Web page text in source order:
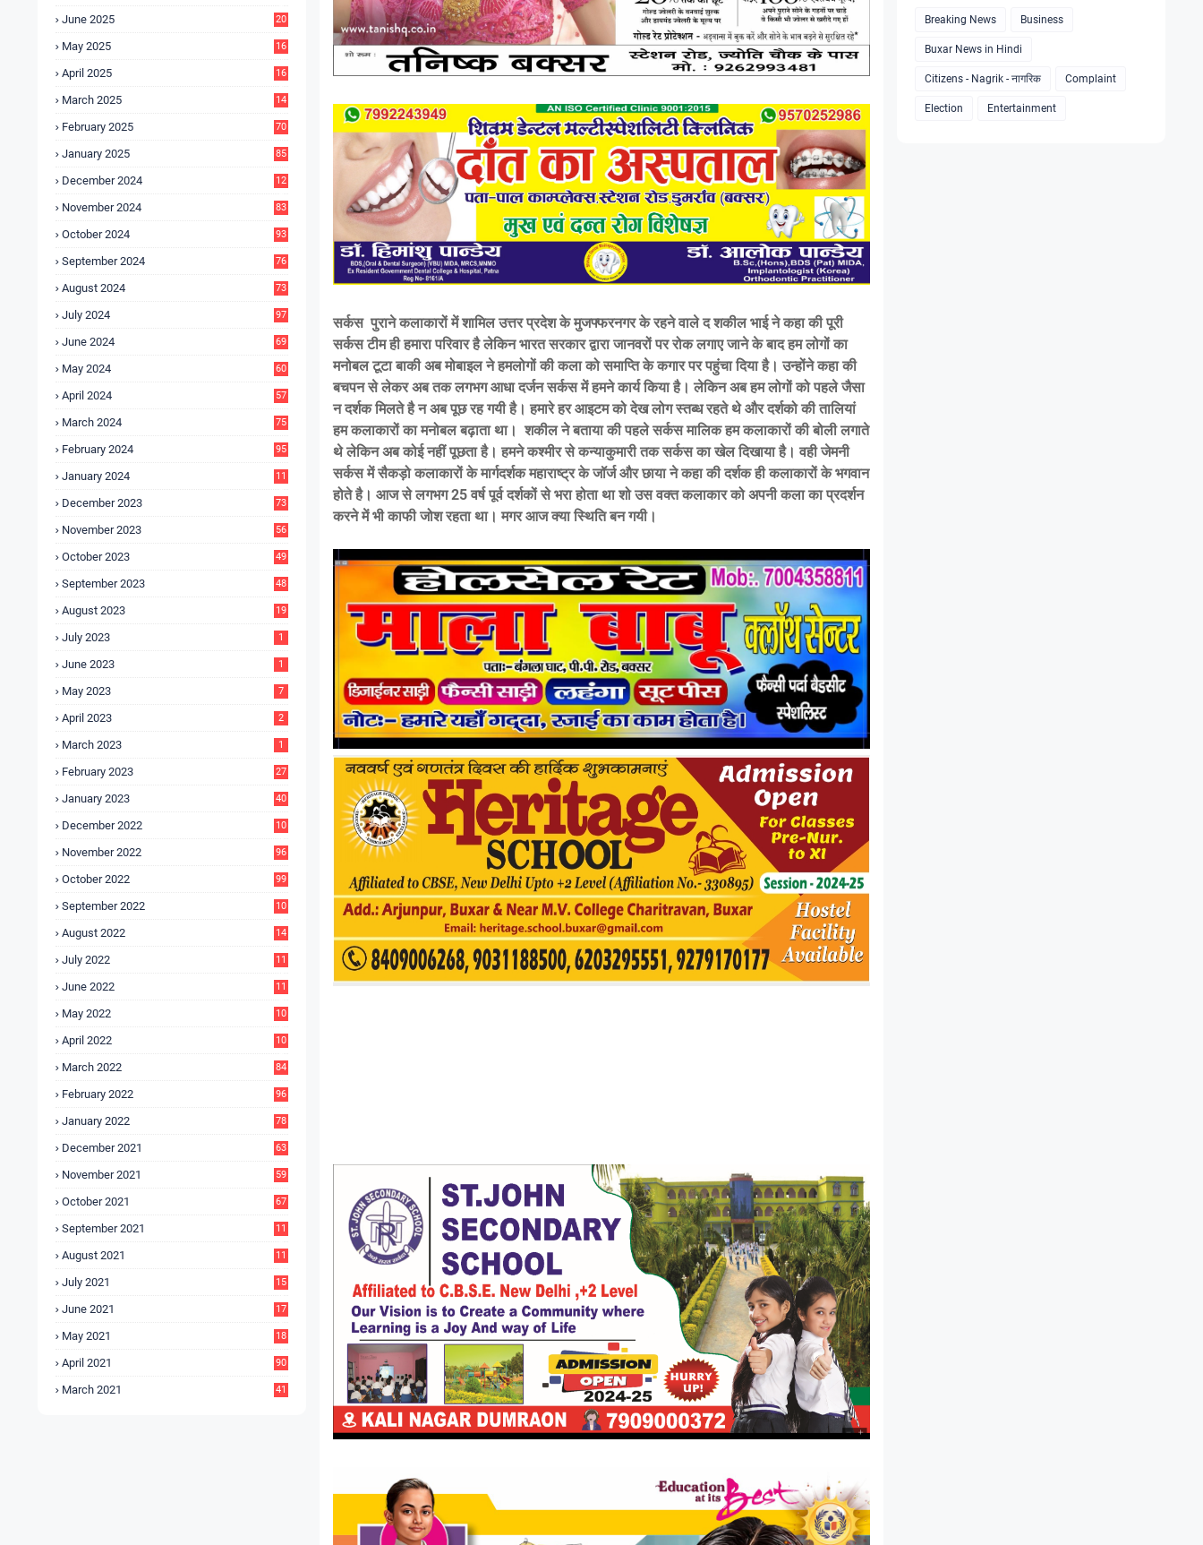
June 2025
20
May 2025
16
April 2025
16
March 2025
14
February 2025 70
January 2025 85
December 2024
12
November 2024 83
October 2024 93
September 2024 76
August 2024 73
July 2024 97
June 2024 69
May 2024 60
April 2024 57
March 2024 75
February 2024 95
January 2024
11
December 2023 73
November 2023 56
October 2023 49
September 2023 48
August 2023 19
July 2023 1
June 2023 1
May 2023 7
April 2023 2
March 2023 1
February 2023 27
January 2023 40
December 2022
10
November 2022 96
October 2022 99
September 2022
10
August 2022
14
July 2022
11
June 2022
11
May 2022
10
April 2022
10
March 2022 84
February 2022 96
January 2022 78
December 2021 63
November 2021 59
October 2021 67
September 2021
11
August 2021
11
July 2021
15
June 2021
17
May 2021
18
April 2021 90
March 2021 41
सर्कस पुराने कलाकारों में शामिल उत्तर प्रदेश के मुजफ्फरनगर के रहने वाले द शकील भाई ने कहा की पूरी
सर्कस टीम ही हमारा परिवार है लेकिन भारत सरकार द्वारा जानवरों पर रोक लगाए जाने के बाद हम लोगों का
मनोबल टूटा बाकी अब मोबाइल ने हमलोगों की कला को समाप्ति के कगार पर पहुंचा दिया है। उन्होंने कहा की
बचपन से लेकर अब तक लगभग आधा दर्जन सर्कस में हमने कार्य किया है। लेकिन अब हम लोगों को पहले जैसा
न दर्शक मिलते है न अब पूछ रह गयी है। हमारे हर आइटम को देख लोग स्तब्ध रहते थे और दर्शको की तालियां
हम कलाकारों का मनोबल बढ़ाता था। शकील ने बताया की पहले सर्कस मालिक हम कलाकारों की बोली लगाते
थे लेकिन अब कोई नहीं पूछता है। हमने कश्मीर से कन्याकुमारी तक सर्कस का खेल दिखाया है। वही जेमनी
सर्कस में सैकड़ो कलाकारों के मार्गदर्शक महाराष्ट्र के जॉर्ज और छाया ने कहा की दर्शक ही कलाकारों के भगवान
होते है। आज से लगभग 25 वर्ष पूर्व दर्शकों से भरा होता था शो उस वक्त कलाकार को अपनी कला का प्रदर्शन
करने में भी काफी जोश रहता था। मगर आज क्या स्थिति बन गयी।
Breaking News Business
Buxar News in Hindi
Citizens - Nagrik - नागरिक Complaint
Election Entertainment